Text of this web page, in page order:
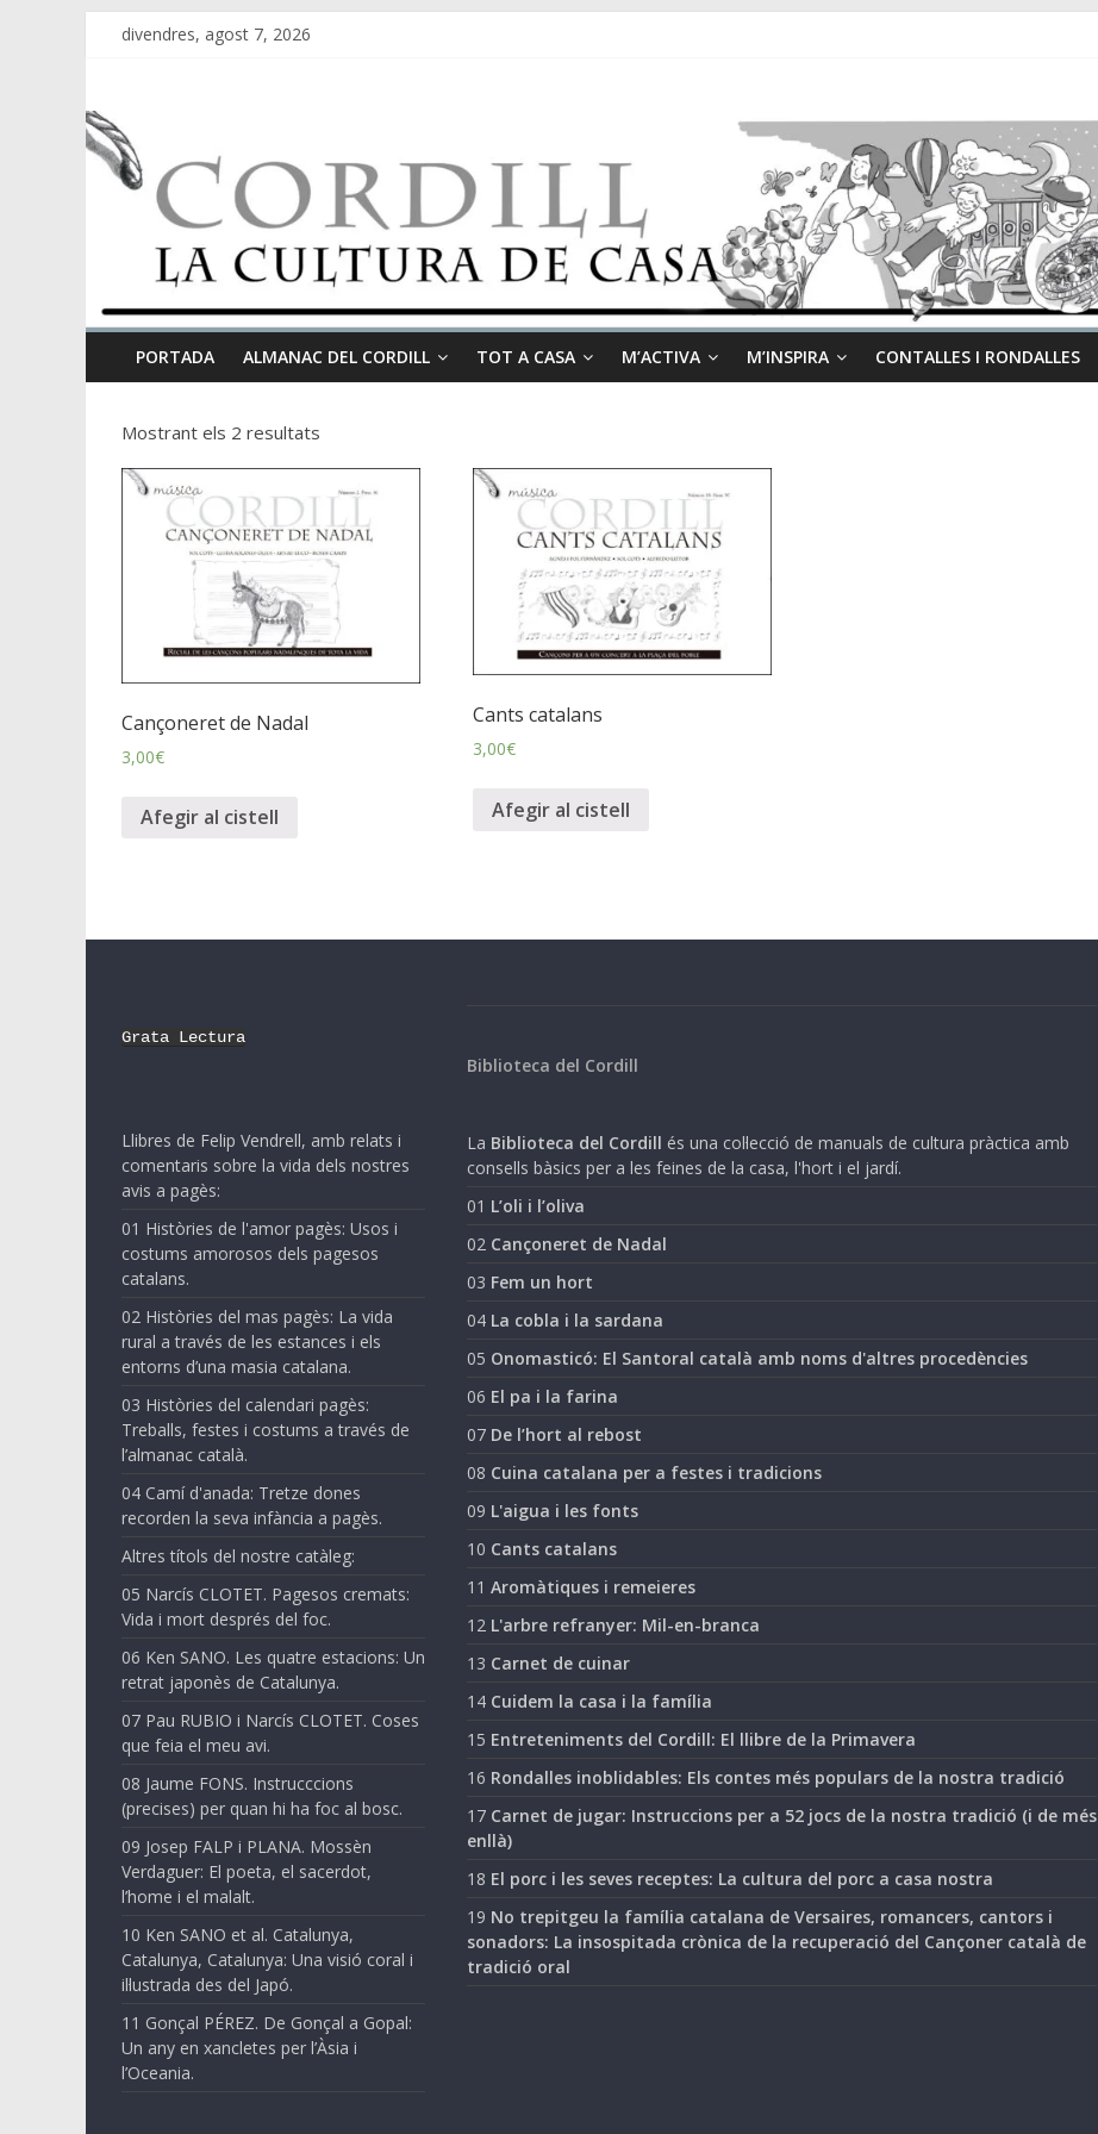
divendres, agost 7, 2026
PORTADA ALMANAC DEL CORDILL TOT A CASA M’ACTIVA M’INSPIRA CONTALLES I RONDALLES
Mostrant els 2 resultats
Cançoneret de Nadal
3,00€
Afegir al cistell
Cants catalans
3,00€
Afegir al cistell
Grata Lectura
Llibres de Felip Vendrell, amb relats i
comentaris sobre la vida dels nostres
avis a pagès:
01 Històries de l'amor pagès: Usos i
costums amorosos dels pagesos
catalans.
02 Històries del mas pagès: La vida
rural a través de les estances i els
entorns d’una masia catalana.
03 Històries del calendari pagès:
Treballs, festes i costums a través de
l’almanac català.
04 Camí d'anada: Tretze dones
recorden la seva infància a pagès.
Altres títols del nostre catàleg:
05 Narcís CLOTET. Pagesos cremats:
Vida i mort després del foc.
06 Ken SANO. Les quatre estacions: Un
retrat japonès de Catalunya.
07 Pau RUBIO i Narcís CLOTET. Coses
que feia el meu avi.
08 Jaume FONS. Instrucccions
(precises) per quan hi ha foc al bosc.
09 Josep FALP i PLANA. Mossèn
Verdaguer: El poeta, el sacerdot,
l’home i el malalt.
10 Ken SANO et al. Catalunya,
Catalunya, Catalunya: Una visió coral i
il·lustrada des del Japó.
11 Gonçal PÉREZ. De Gonçal a Gopal:
Un any en xancletes per l’Àsia i
l’Oceania.
Biblioteca del Cordill
La Biblioteca del Cordill és una col·lecció de manuals de cultura pràctica amb
consells bàsics per a les feines de la casa, l'hort i el jardí.
01 L’oli i l’oliva
02 Cançoneret de Nadal
03 Fem un hort
04 La cobla i la sardana
05 Onomasticó: El Santoral català amb noms d'altres procedències
06 El pa i la farina
07 De l’hort al rebost
08 Cuina catalana per a festes i tradicions
09 L'aigua i les fonts
10 Cants catalans
11 Aromàtiques i remeieres
12 L'arbre refranyer: Mil-en-branca
13 Carnet de cuinar
14 Cuidem la casa i la família
15 Entreteniments del Cordill: El llibre de la Primavera
16 Rondalles inoblidables: Els contes més populars de la nostra tradició
17 Carnet de jugar: Instruccions per a 52 jocs de la nostra tradició (i de més
enllà)
18 El porc i les seves receptes: La cultura del porc a casa nostra
19 No trepitgeu la família catalana de Versaires, romancers, cantors i
sonadors: La insospitada crònica de la recuperació del Cançoner català de
tradició oral